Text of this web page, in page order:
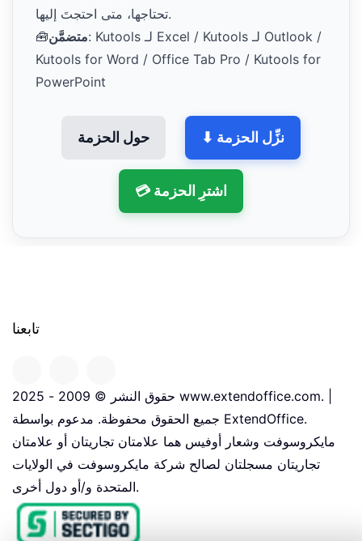
تحتاجها، متى احتجتَ إليها.
🧰متضمَّن: Kutools لـ Excel / Kutools لـ Outlook /
Kutools for Word / Office Tab Pro / Kutools for
PowerPoint
حول الحزمة ⬇ نزِّل الحزمة
💳 اشترِ الحزمة
تابعنا
حقوق النشر © 2009 - 2025 www.extendoffice.com. |
جميع الحقوق محفوظة. مدعوم بواسطة ExtendOffice.
مايكروسوفت وشعار أوفيس هما علامتان تجاريتان أو علامتان
تجاريتان مسجلتان لصالح شركة مايكروسوفت في الولايات
المتحدة و/أو دول أخرى.